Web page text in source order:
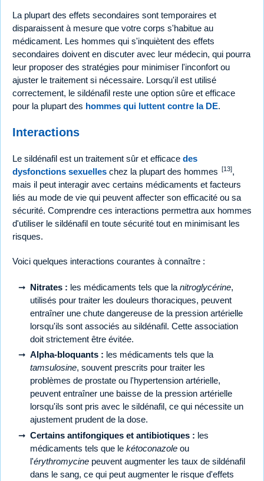
La plupart des effets secondaires sont temporaires et
disparaissent à mesure que votre corps s'habitue au
médicament. Les hommes qui s'inquiètent des effets
secondaires doivent en discuter avec leur médecin, qui pourra
leur proposer des stratégies pour minimiser l'inconfort ou
ajuster le traitement si nécessaire. Lorsqu'il est utilisé
correctement, le sildénafil reste une option sûre et efficace
pour la plupart des hommes qui luttent contre la DE.
Interactions
Le sildénafil est un traitement sûr et efficace des
dysfonctions sexuelles chez la plupart des hommes [13],
mais il peut interagir avec certains médicaments et facteurs
liés au mode de vie qui peuvent affecter son efficacité ou sa
sécurité. Comprendre ces interactions permettra aux hommes
d'utiliser le sildénafil en toute sécurité tout en minimisant les
risques.
Voici quelques interactions courantes à connaître :
Nitrates : les médicaments tels que la nitroglycérine,
utilisés pour traiter les douleurs thoraciques, peuvent
entraîner une chute dangereuse de la pression artérielle
lorsqu'ils sont associés au sildénafil. Cette association
doit strictement être évitée.
Alpha-bloquants : les médicaments tels que la
tamsulosine, souvent prescrits pour traiter les
problèmes de prostate ou l'hypertension artérielle,
peuvent entraîner une baisse de la pression artérielle
lorsqu'ils sont pris avec le sildénafil, ce qui nécessite un
ajustement prudent de la dose.
Certains antifongiques et antibiotiques : les
médicaments tels que le kétoconazole ou
l'érythromycine peuvent augmenter les taux de sildénafil
dans le sang, ce qui peut augmenter le risque d'effets